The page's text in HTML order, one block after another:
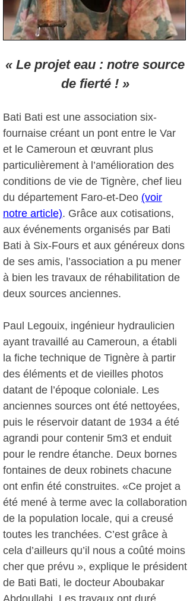
« Le projet eau : notre source
de fierté ! »
Bati Bati est une association six-
fournaise créant un pont entre le Var
et le Cameroun et œuvrant plus
particulièrement à l’amélioration des
conditions de vie de Tignère, chef lieu
du département Faro-et-Deo (voir
notre article). Grâce aux cotisations,
aux événements organisés par Bati
Bati à Six-Fours et aux généreux dons
de ses amis, l’association a pu mener
à bien les travaux de réhabilitation de
deux sources anciennes.
Paul Legouix, ingénieur hydraulicien
ayant travaillé au Cameroun, a établi
la fiche technique de Tignère à partir
des éléments et de vieilles photos
datant de l’époque coloniale. Les
anciennes sources ont été nettoyées,
puis le réservoir datant de 1934 a été
agrandi pour contenir 5m3 et enduit
pour le rendre étanche. Deux bornes
fontaines de deux robinets chacune
ont enfin été construites. «Ce projet a
été mené à terme avec la collaboration
de la population locale, qui a creusé
toutes les tranchées. C’est grâce à
cela d’ailleurs qu’il nous a coûté moins
cher que prévu », explique le président
de Bati Bati, le docteur Aboubakar
Abdoullahi. Les travaux ont duré